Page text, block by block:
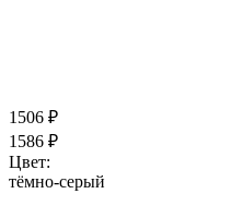
1506 ₽
1586 ₽
Цвет:
тёмно-серый